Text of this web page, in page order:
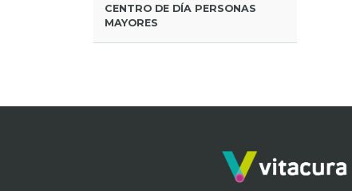
CENTRO DE DÍA PERSONAS
MAYORES